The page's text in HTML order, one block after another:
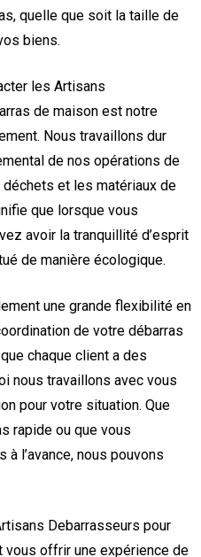
quelle que soit la taille de
biens.
les Artisans
de maison est notre
Nous travaillons dur
de nos opérations de
et les matériaux de
que lorsque vous
avoir la tranquillité d’esprit
de manière écologique.
une grande flexibilité en
de votre débarras
chaque client a des
nous travaillons avec vous
pour votre situation. Que
rapide ou que vous
l’avance, nous pouvons
Debarrasseurs pour
vous offrir une expérience de